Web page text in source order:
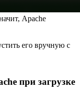
Apache
его вручную с
при загрузке